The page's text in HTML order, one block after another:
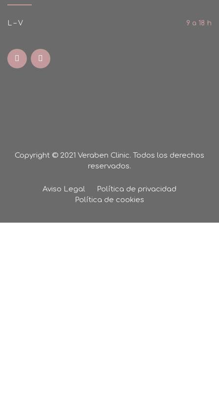
L – V 9 a 18 h
Copyright © 2021 Veraben Clinic. Todos los derechos
reservados.
Aviso Legal
Política de privacidad
Política de cookies